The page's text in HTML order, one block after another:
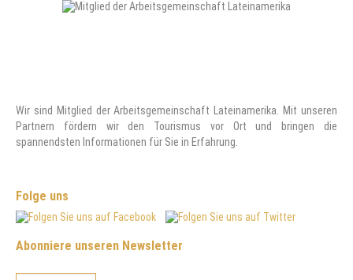
Wir sind Mitglied der Arbeitsgemeinschaft Lateinamerika. Mit unseren
Partnern fördern wir den Tourismus vor Ort und bringen die
spannendsten Informationen für Sie in Erfahrung.
Folge uns
Abonniere unseren Newsletter